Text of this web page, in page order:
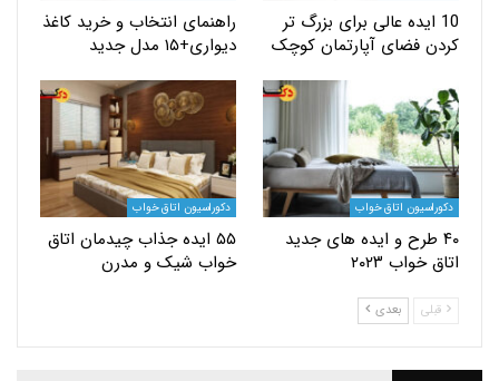
عالی برای بزرگ‌ تر
فضای آپارتمان‌ کوچک
راهنمای انتخاب و خرید کاغذ
دیواری+۱۵ مدل جدید
اتاق خواب
و ایده های جدید
۲۰۲۳
دکوراسیون اتاق خواب
۵۵ ایده جذاب چیدمان اتاق
خواب شیک و مدرن
بعدی